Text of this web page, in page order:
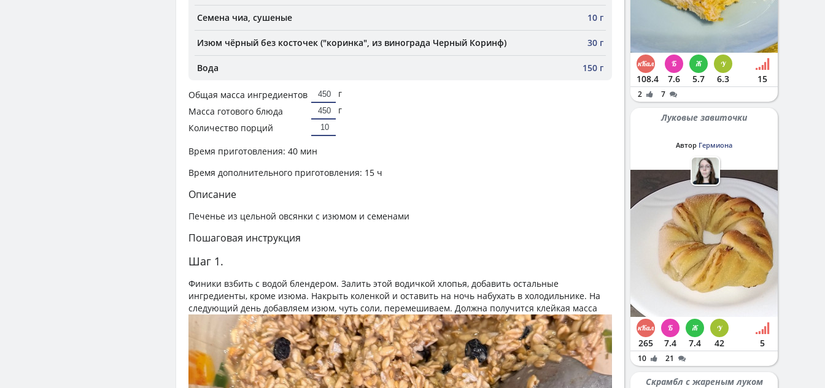
Семена чиа, сушеные 10 г
Изюм чёрный без косточек ("коринка", из винограда Черный Коринф) 30 г
Вода 150 г
Общая масса ингредиентов
г
Масса готового блюда
г
Количество порций
Время приготовления: 40 мин
Время дополнительного приготовления: 15 ч
Описание
Печенье из цельной овсянки с изюмом и семенами
Пошаговая инструкция
Шаг 1.
Финики взбить с водой блендером. Залить этой водичкой хлопья, добавить остальные
ингредиенты, кроме изюма. Накрыть коленкой и оставить на ночь набухать в холодильнике. На
следующий день добавляем изюм, чуть соли, перемешиваем. Должна получится клейкая масса
108.4 7.6 5.7 6.3 15
2 7
Луковые завиточки
Автор Гермиона
265 7.4 7.4 42 5
10 21
Скрамбл с жареным луком